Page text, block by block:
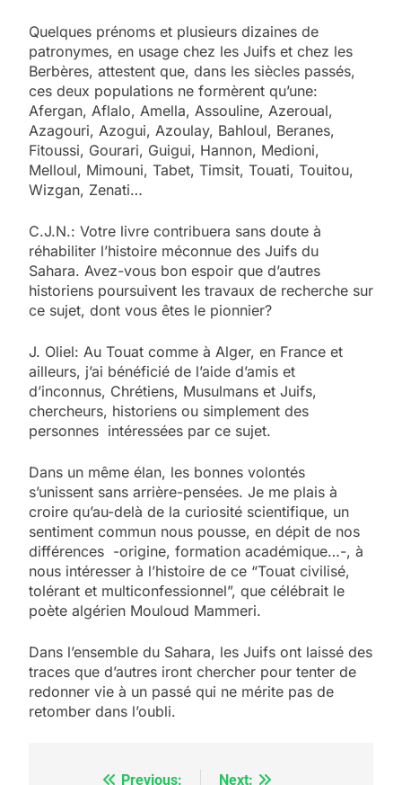
Quelques prénoms et plusieurs dizaines de
patronymes, en usage chez les Juifs et chez les
Berbères, attestent que, dans les siècles passés,
ces deux populations ne formèrent qu’une:
Afergan, Aflalo, Amella, Assouline, Azeroual,
Azagouri, Azogui, Azoulay, Bahloul, Beranes,
Fitoussi, Gourari, Guigui, Hannon, Medioni,
Melloul, Mimouni, Tabet, Timsit, Touati, Touitou,
Wizgan, Zenati…
C.J.N.: Votre livre contribuera sans doute à
réhabiliter l’histoire méconnue des Juifs du
Sahara. Avez-vous bon espoir que d’autres
historiens poursuivent les travaux de recherche sur
ce sujet, dont vous êtes le pionnier?
J. Oliel: Au Touat comme à Alger, en France et
ailleurs, j’ai bénéficié de l’aide d’amis et
d’inconnus, Chrétiens, Musulmans et Juifs,
chercheurs, historiens ou simplement des
personnes intéressées par ce sujet.
Dans un même élan, les bonnes volontés
s’unissent sans arrière-pensées. Je me plais à
croire qu’au-delà de la curiosité scientifique, un
sentiment commun nous pousse, en dépit de nos
différences -origine, formation académique…-, à
nous intéresser à l’histoire de ce “Touat civilisé,
tolérant et multiconfessionnel”, que célébrait le
poète algérien Mouloud Mammeri.
Dans l’ensemble du Sahara, les Juifs ont laissé des
traces que d’autres iront chercher pour tenter de
redonner vie à un passé qui ne mérite pas de
retomber dans l’oubli.
Previous: Next: